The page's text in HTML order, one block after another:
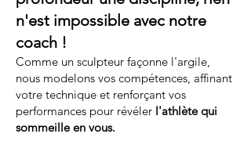
n'est impossible avec notre
coach !
Comme un sculpteur façonne l'argile,
nous modelons vos compétences, affinant
votre technique et renforçant vos
performances pour révéler l'athlète qui
sommeille en vous.